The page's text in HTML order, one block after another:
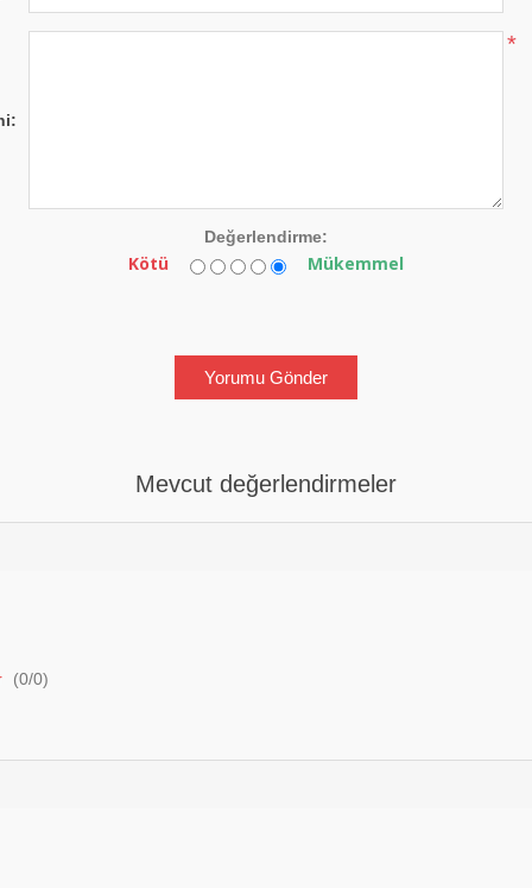
*
Değerlendirme:
Kötü Mükemmel
Mevcut değerlendirmeler
(0/0)